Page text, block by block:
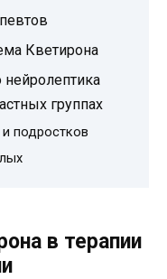
Кветирона
группах
подростков
в терапии